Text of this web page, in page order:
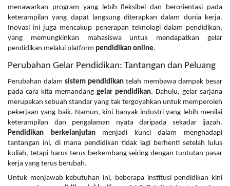
menawarkan program yang lebih fleksibel dan berorientasi pada
keterampilan yang dapat langsung diterapkan dalam dunia kerja.
Inovasi ini juga mencakup penerapan teknologi dalam pendidikan,
yang memungkinkan mahasiswa untuk mendapatkan gelar
pendidikan melalui platform pendidikan online.
Perubahan Gelar Pendidikan: Tantangan dan Peluang
Perubahan dalam sistem pendidikan telah membawa dampak besar
pada cara kita memandang gelar pendidikan. Dahulu, gelar sarjana
merupakan sebuah standar yang tak tergoyahkan untuk memperoleh
pekerjaan yang baik. Namun, kini banyak industri yang lebih menilai
keterampilan dan pengalaman nyata daripada sekadar ijazah.
Pendidikan berkelanjutanmenjadi kunci dalam menghadapi
tantangan ini, di mana pendidikan tidak lagi berhenti setelah lulus
kuliah, tetapi harus terus berkembang seiring dengan tuntutan pasar
kerja yang terus berubah.
Untuk menjawab kebutuhan ini, beberapa institusi pendidikan kini